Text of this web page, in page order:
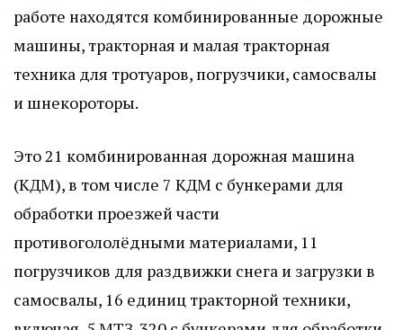
работе находятся комбинированные дорожные
машины, тракторная и малая тракторная
техника для тротуаров, погрузчики, самосвалы
и шнекороторы.
Это 21 комбинированная дорожная машина
(КДМ), в том числе 7 КДМ с бункерами для
обработки проезжей части
противогололёдными материалами, 11
погрузчиков для раздвижки снега и загрузки в
самосвалы, 16 единиц тракторной техники,